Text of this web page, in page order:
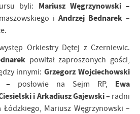
byli: Mariusz Węgrzynowski –
i Andrzej Bednarek –
Orkiestry Dętej z Czerniewic.
powitał zaproszonych gości,
innymi: Grzegorz Wojciechowski
–
posłowie na Sejm RP,
Ewa
i Arkadiusz Gajewski – radni
Mariusz Węgrzynowski –